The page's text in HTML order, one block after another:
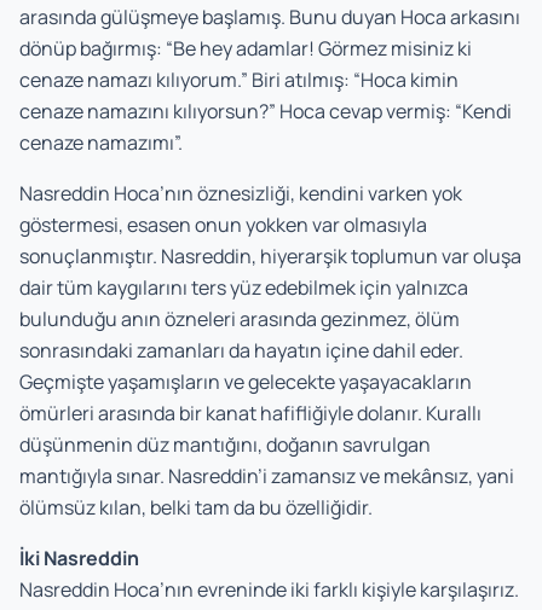
arasında gülüşmeye başlamış. Bunu duyan Hoca arkasını
dönüp bağırmış: “Be hey adamlar! Görmez misiniz ki
cenaze namazı kılıyorum.” Biri atılmış: “Hoca kimin
cenaze namazını kılıyorsun?” Hoca cevap vermiş: “Kendi
cenaze namazımı”.
Nasreddin Hoca’nın öznesizliği, kendini varken yok
göstermesi, esasen onun yokken var olmasıyla
sonuçlanmıştır. Nasreddin, hiyerarşik toplumun var oluşa
dair tüm kaygılarını ters yüz edebilmek için yalnızca
bulunduğu anın özneleri arasında gezinmez, ölüm
sonrasındaki zamanları da hayatın içine dahil eder.
Geçmişte yaşamışların ve gelecekte yaşayacakların
ömürleri arasında bir kanat hafifliğiyle dolanır. Kurallı
düşünmenin düz mantığını, doğanın savrulgan
mantığıyla sınar. Nasreddin’i zamansız ve mekânsız, yani
ölümsüz kılan, belki tam da bu özelliğidir.
İki Nasreddin
Nasreddin Hoca’nın evreninde iki farklı kişiyle karşılaşırız.